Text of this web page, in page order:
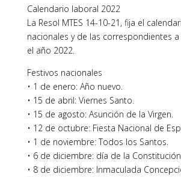
Calendario laboral 2022
La Resol MTES 14-10-21, fija el
nacionales y de las correspondientes a
el año 2022.
Festivos nacionales
• 1 de enero: Año nuevo.
• 15 de abril: Viernes Santo.
• 15 de agosto: Asunción de la Virgen.
• 12 de octubre: Fiesta Nacional de
• 1 de noviembre: Todos los Santos.
• 6 de diciembre: día de la
• 8 de diciembre: Inmaculada